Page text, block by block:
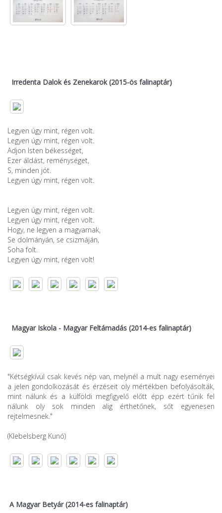
Irredenta Dalok és Zenekarok (2015-ös falinaptár)
Legyen úgy mint, régen volt.
Legyen úgy mint, régen volt.
Adjon Isten békességet,
Ezer áldást, reménységet,
S, minden jót.
Legyen úgy mint, régen volt.
Legyen úgy mint, régen volt.
Legyen úgy mint, régen volt.
Hogy, ne legyen a magyarnak,
Se dolmányán, se csizmáján,
Soha folt.
Legyen úgy mint, régen volt!
Magyar Iskola - Magyar Feltámadás (2014-es falinaptár)
"Kétségkívül csak kevés nép van, melynél a mult nagy eseményei
a jelen gondolkozását és érzéseit oly mértékben befolyásolták,
mint nálunk és a külföldi megfigyelő előtt épp ezért tűnik fel
nálunk oly sok minden alig érthetőnek, sőt egyenesen
rejtelmesnek."
(Klebelsberg Kunó)
A Magyar Betyár (2014-es falinaptár)